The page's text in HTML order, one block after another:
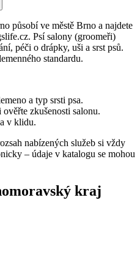
působí ve městě Brno a najdete
Psí salony (groomeři)
péči o drápky, uši a srst psů.
standardu.
a typ srsti psa.
zkušenosti salonu.
v klidu.
nabízených služeb si vždy
– údaje v katalogu se mohou
kraj